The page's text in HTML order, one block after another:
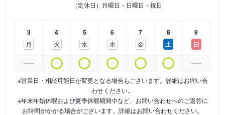
（定休日）月曜日・日曜日・祝日
3
月
4
火
5
水
6
木
7
金
8
土
9
日
※営業日・相談可能日が変更となる場合もございます。詳細はお問い合
わせください。
※年末年始休暇および夏季休暇期間中など、お問い合わせへのご返答に
お時間がかかる場合がございます。詳細はお問い合わせください。